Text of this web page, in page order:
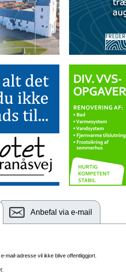
Anbefal via e-mail
mail-adresse vil ikke blive offentliggjort.